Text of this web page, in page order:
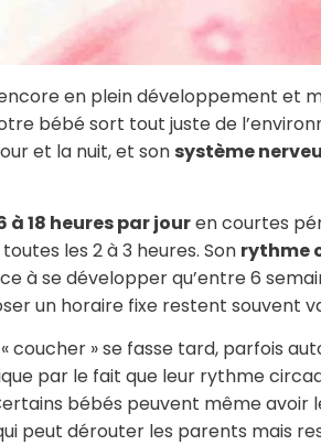
encore en plein développement et
bébé sort tout juste de
et la nuit, et son système
à 18 heures par jouren courtes
les 2 à 3 heures. Son rythme
à se développer qu’entre 6
un horaire fixe restent souvent
» se fasse tard, parfois
par le fait que leur rythme
bébés peuvent même avoir
peut dérouter les parents mais